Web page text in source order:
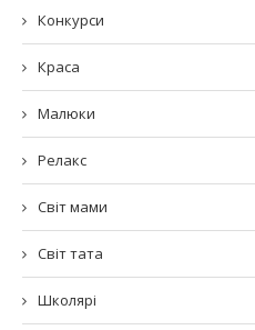
Конкурси
Краса
Малюки
Релакс
Світ мами
Світ тата
Школярі